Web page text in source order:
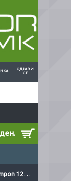
ОДЈАВИ
СЕ
120mm